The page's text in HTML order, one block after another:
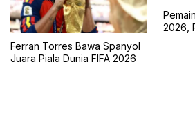
Ferran Torres Bawa Spanyol
Juara Piala Dunia FIFA 2026
2026,